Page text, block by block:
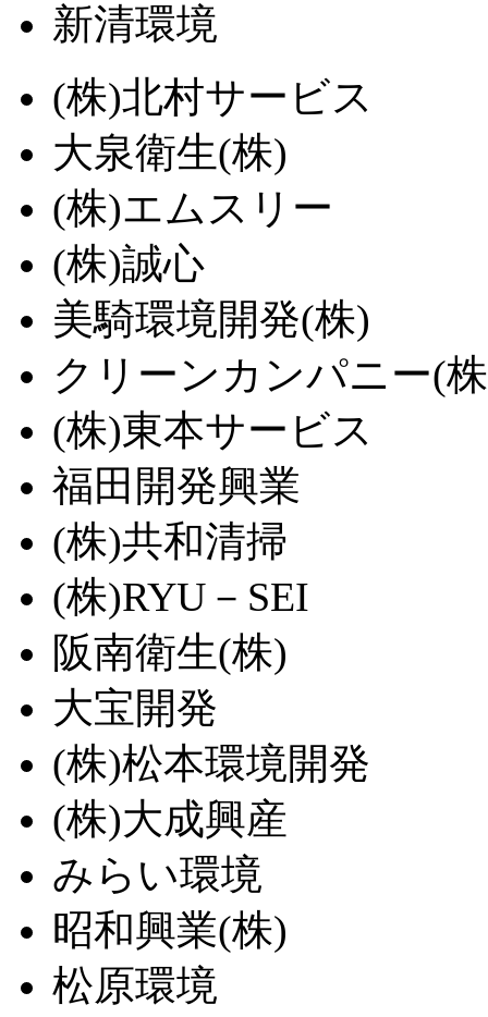
新清環境
(株)北村サービス
大泉衛生(株)
(株)エムスリー
(株)誠心
美騎環境開発(株)
クリーンカンパニー(
(株)東本サービス
福田開発興業
(株)共和清掃
(株)RYU－SEI
阪南衛生(株)
大宝開発
(株)松本環境開発
(株)大成興産
みらい環境
昭和興業(株)
松原環境